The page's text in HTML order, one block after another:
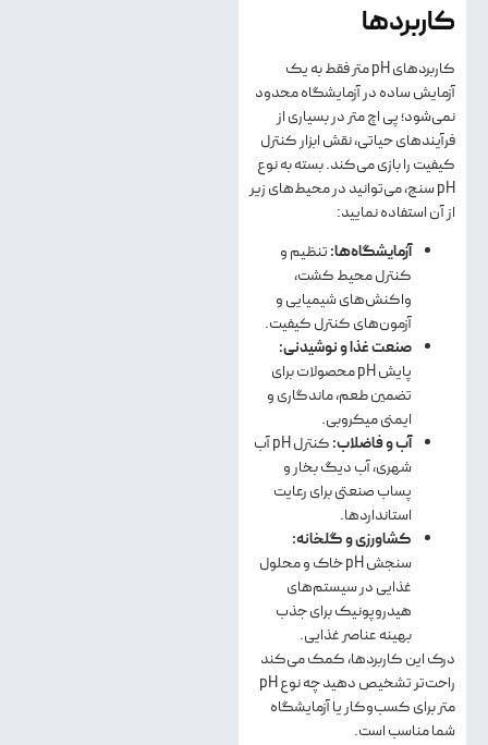
کاربردها
کاربردهای pH متر فقط به یک
آزمایش ساده در آزمایشگاه محدود
نمی‌شود؛ پی اچ متر در بسیاری از
فرآیندهای حیاتی، نقش ابزار کنترل
کیفیت را بازی می‌کند. بسته به نوع
pH سنج، می‌توانید در محیط‌های زیر
از آن استفاده نمایید:
آزمایشگاه‌ها:تنظیم و
کنترل محیط کشت،
واکنش‌های شیمیایی و
آزمون‌های کنترل کیفیت.
صنعت غذا و نوشیدنی:
پایش pH محصولات برای
تضمین طعم، ماندگاری و
ایمنی میکروبی.
آب و فاضلاب:
کنترل pH آب
شهری، آب دیگ بخار و
پساب صنعتی برای رعایت
استانداردها.
کشاورزی و گلخانه:
سنجش pH خاک و محلول
غذایی در سیستم‌های
هیدروپونیک برای جذب
بهینه عناصر غذایی.
درک این کاربردها، کمک می‌کند
راحت‌تر تشخیص دهید چه نوع pH
متر برای کسب‌وکار یا آزمایشگاه
شما مناسب است.